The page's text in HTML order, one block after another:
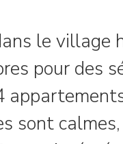
le village
pour des
sont